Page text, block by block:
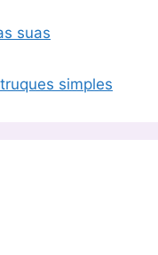
suas
simples